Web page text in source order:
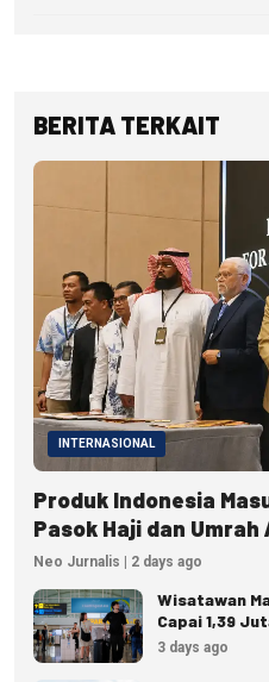
BERITA TERKAIT
INTERNASIONAL
Produk Indonesia
Pasok Haji dan Umrah
Neo Jurnalis | 2 days ago
Wisatawan
Capai 1,39
Terbanyak
3 days ago